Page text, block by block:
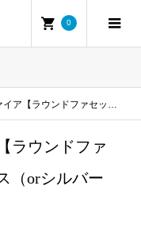
0
ト】14KGFピアス（orシルバー925）マダガスカル産
ラウンドファ
（orシルバー